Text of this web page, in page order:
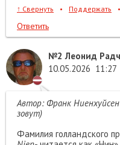
↑ Свернуть • Поддержать •
Ответить
№2 Леонид
10.05.2026 11:27
Автор: Франк
зовут)
Фамилия голландского